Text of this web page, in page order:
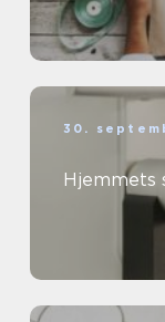
30.
Hjemmets